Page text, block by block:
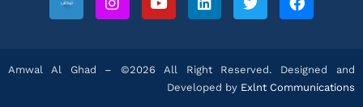
Amwal Al Ghad – ©2026 All Right Reserved. Designed and
Developed by Exlnt Communications